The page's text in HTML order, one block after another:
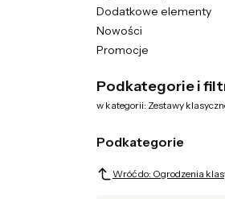
Dodatkowe elementy
Nowości
Promocje
Podkategorie i
w kategorii: Zestawy
Podkategorie
Wróć do: Ogrodzenia